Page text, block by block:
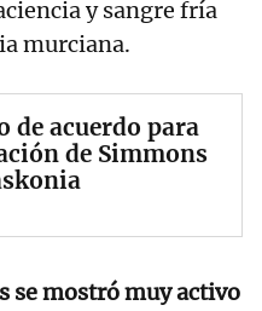
y sangre fría
murciana.
de acuerdo para
de Simmons
se mostró muy activo